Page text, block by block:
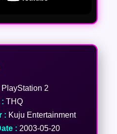
PlayStation 2
THQ
: Kuju Entertainment
: 2003-05-20